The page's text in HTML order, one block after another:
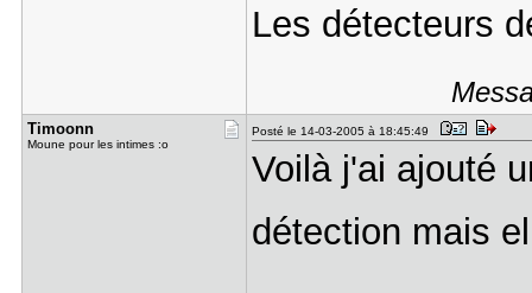
Les détecteurs
Timoonn
Moune pour les intimes :o
Posté le 14-03-2005 à 18:45:49
Voilà j'ai ajouté
détection mais